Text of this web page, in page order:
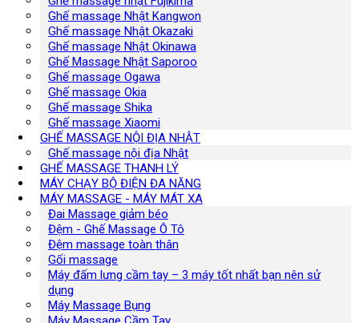
Ghế massage Nhật Kangwon
Ghế massage Nhật Okazaki
Ghế massage Nhật Okinawa
Ghế Massage Nhật Saporoo
Ghế massage Ogawa
Ghế massage Okia
Ghế massage Shika
Ghế massage Xiaomi
GHẾ MASSAGE NỘI ĐỊA NHẬT
Ghế massage nội địa Nhật
GHẾ MASSAGE THANH LÝ
MÁY CHẠY BỘ ĐIỆN ĐA NĂNG
MÁY MASSAGE - MÁY MÁT XA
Đai Massage giảm béo
Đệm - Ghế Massage Ô Tô
Đệm massage toàn thân
Gối massage
Máy đấm lưng cầm tay – 3 máy tốt nhất bạn nên sử
dụng
Máy Massage Bụng